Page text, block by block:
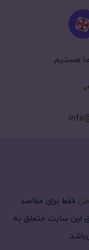
فقط برای مقاصد
این سایت متعلق به